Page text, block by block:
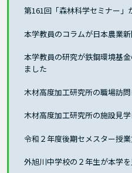
第161回「森林科学セミナー」
本学教員のコラムが日本農業
本学教員の研究が鉄鋼環境基
ました
木材高度加工研究所の職場訪
木材高度加工研究所の施設見
令和２年度後期セメスター授
外旭川中学校の２年生が本学